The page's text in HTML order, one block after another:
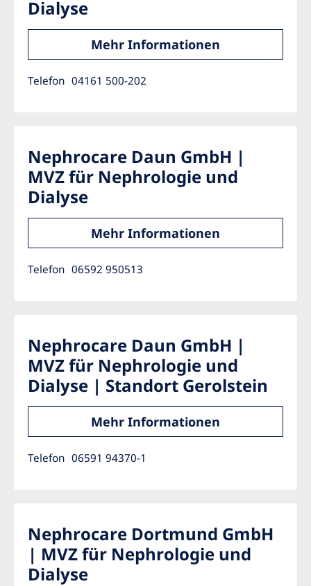
Dialyse
Mehr Informationen
Telefon 04161 500-202
Nephrocare Daun GmbH |
MVZ für Nephrologie und
Dialyse
Mehr Informationen
Telefon 06592 950513
Nephrocare Daun GmbH |
MVZ für Nephrologie und
Dialyse | Standort Gerolstein
Mehr Informationen
Telefon 06591 94370-1
Nephrocare Dortmund GmbH
| MVZ für Nephrologie und
Dialyse